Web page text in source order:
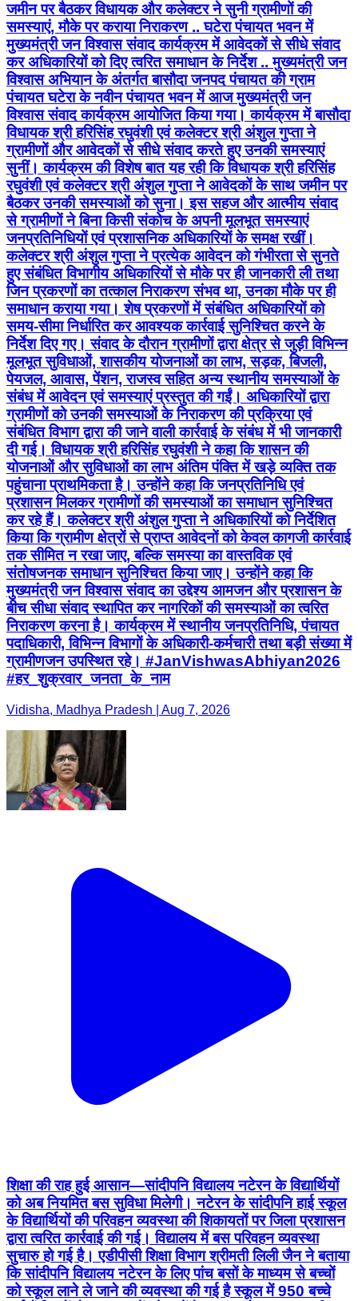
जमीन पर बैठकर विधायक और कलेक्टर ने सुनी ग्रामीणों की
समस्याएं, मौके पर कराया निराकरण .. घटेरा पंचायत भवन में
मुख्यमंत्री जन विश्वास संवाद कार्यक्रम में आवेदकों से सीधे संवाद
कर अधिकारियों को दिए त्वरित समाधान के निर्देश .. मुख्यमंत्री जन
विश्वास अभियान के अंतर्गत बासौदा जनपद पंचायत की ग्राम
पंचायत घटेरा के नवीन पंचायत भवन में आज मुख्यमंत्री जन
विश्वास संवाद कार्यक्रम आयोजित किया गया। कार्यक्रम में बासौदा
विधायक श्री हरिसिंह रघुवंशी एवं कलेक्टर श्री अंशुल गुप्ता ने
ग्रामीणों और आवेदकों से सीधे संवाद करते हुए उनकी समस्याएं
सुनीं। कार्यक्रम की विशेष बात यह रही कि विधायक श्री हरिसिंह
रघुवंशी एवं कलेक्टर श्री अंशुल गुप्ता ने आवेदकों के साथ जमीन पर
बैठकर उनकी समस्याओं को सुना। इस सहज और आत्मीय संवाद
से ग्रामीणों ने बिना किसी संकोच के अपनी मूलभूत समस्याएं
जनप्रतिनिधियों एवं प्रशासनिक अधिकारियों के समक्ष रखीं।
कलेक्टर श्री अंशुल गुप्ता ने प्रत्येक आवेदन को गंभीरता से सुनते
हुए संबंधित विभागीय अधिकारियों से मौके पर ही जानकारी ली तथा
जिन प्रकरणों का तत्काल निराकरण संभव था, उनका मौके पर ही
समाधान कराया गया। शेष प्रकरणों में संबंधित अधिकारियों को
समय-सीमा निर्धारित कर आवश्यक कार्रवाई सुनिश्चित करने के
निर्देश दिए गए। संवाद के दौरान ग्रामीणों द्वारा क्षेत्र से जुड़ी विभिन्न
मूलभूत सुविधाओं, शासकीय योजनाओं का लाभ, सड़क, बिजली,
पेयजल, आवास, पेंशन, राजस्व सहित अन्य स्थानीय समस्याओं के
संबंध में आवेदन एवं समस्याएं प्रस्तुत की गईं। अधिकारियों द्वारा
ग्रामीणों को उनकी समस्याओं के निराकरण की प्रक्रिया एवं
संबंधित विभाग द्वारा की जाने वाली कार्रवाई के संबंध में भी जानकारी
दी गई। विधायक श्री हरिसिंह रघुवंशी ने कहा कि शासन की
योजनाओं और सुविधाओं का लाभ अंतिम पंक्ति में खड़े व्यक्ति तक
पहुंचाना प्राथमिकता है। उन्होंने कहा कि जनप्रतिनिधि एवं
प्रशासन मिलकर ग्रामीणों की समस्याओं का समाधान सुनिश्चित
कर रहे हैं। कलेक्टर श्री अंशुल गुप्ता ने अधिकारियों को निर्देशित
किया कि ग्रामीण क्षेत्रों से प्राप्त आवेदनों को केवल कागजी कार्रवाई
तक सीमित न रखा जाए, बल्कि समस्या का वास्तविक एवं
संतोषजनक समाधान सुनिश्चित किया जाए। उन्होंने कहा कि
मुख्यमंत्री जन विश्वास संवाद का उद्देश्य आमजन और प्रशासन के
बीच सीधा संवाद स्थापित कर नागरिकों की समस्याओं का त्वरित
निराकरण करना है। कार्यक्रम में स्थानीय जनप्रतिनिधि, पंचायत
पदाधिकारी, विभिन्न विभागों के अधिकारी-कर्मचारी तथा बड़ी संख्या में
ग्रामीणजन उपस्थित रहे। #JanVishwasAbhiyan2026
#हर_शुक्रवार_जनता_के_नाम
Vidisha, Madhya Pradesh | Aug 7, 2026
शिक्षा की राह हुई आसान—सांदीपनि विद्यालय नटेरन के विद्यार्थियों
को अब नियमित बस सुविधा मिलेगी। नटेरन के सांदीपनि हाई स्कूल
के विद्यार्थियों की परिवहन व्यवस्था की शिकायतों पर जिला प्रशासन
द्वारा त्वरित कार्रवाई की गई। विद्यालय में बस परिवहन व्यवस्था
सुचारु हो गई है। एडीपीसी शिक्षा विभाग श्रीमती लिली जैन ने बताया
कि सांदीपनि विद्यालय नटेरन के लिए पांच बसों के माध्यम से बच्चों
को स्कूल लाने ले जाने की व्यवस्था की गई है स्कूल में 950 बच्चे